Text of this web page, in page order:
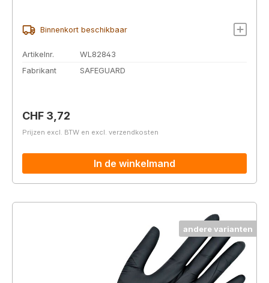
Binnenkort beschikbaar
Artikelnr.
WL82843
Fabrikant
SAFEGUARD
Normale prijs:
CHF 3,72
Prijzen excl. BTW en excl. verzendkosten
In de winkelmand
andere varianten